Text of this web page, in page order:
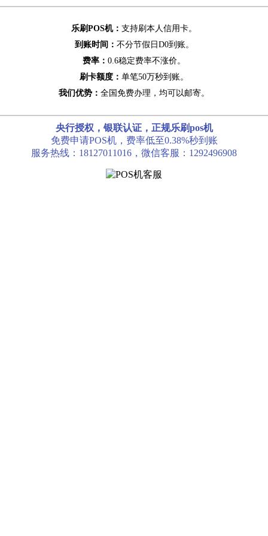
乐刷POS机： 支持刷本人信用卡。
到账时间： 不分节假日D0到账。
费率： 0.6稳定费率不涨价。
刷卡额度： 单笔50万秒到账。
我们优势： 全国免费办理，均可以邮寄。
央行授权，银联认证，正规乐刷pos机
免费申请POS机，费率低至0.38%秒到账
服务热线：18127011016，微信客服：1292496908